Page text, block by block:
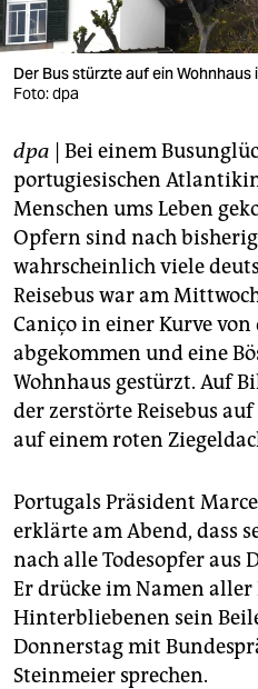
verlag
verlag
veranstaltungen
shop
fragen & hilfe
unterstützen
abo
genossenschaft
epaper login
Der Bus stürzte auf ein Wohnhaus
Foto: dpa
dpa | Bei einem
portugiesischen
Menschen ums Leben
Opfern sind nach
wahrscheinlich viele
Reisebus war am
Caniço in einer Kurve
abgekommen und eine
Wohnhaus gestürzt. Auf
der zerstörte Reisebus
auf einem roten
Portugals Präsident
erklärte am Abend, dass
nach alle Todesopfer aus
Er drücke im Namen aller
Hinterbliebenen sein
Donnerstag mit
Steinmeier sprechen.